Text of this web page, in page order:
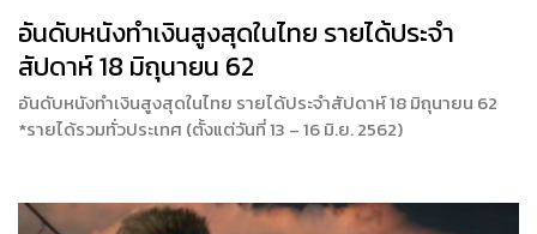
อันดับหนังทำเงินสูงสุดในไทย รายได้ประจำ
สัปดาห์ 18 มิถุนายน 62
อันดับหนังทำเงินสูงสุดในไทย รายได้ประจำสัปดาห์ 18 มิถุนายน 62
*รายได้รวมทั่วประเทศ (ตั้งแต่วันที่ 13 – 16 มิ.ย. 2562)